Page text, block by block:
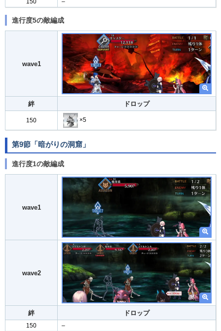
150 –
進行度5の敵編成
wave1
絆 ドロップ
150 ×5
第9節「暗がりの洞窟」
進行度1の敵編成
wave1
wave2
絆 ドロップ
150 –